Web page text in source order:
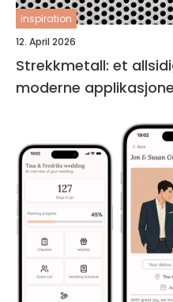
inspiration
12. April 2026
Strekkmetall: et
moderne